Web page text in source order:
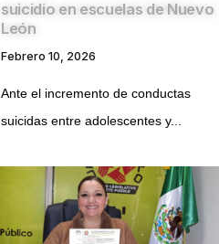
suicidio en escuelas de Nuevo
León
Febrero 10, 2026
Ante el incremento de conductas
suicidas entre adolescentes y...